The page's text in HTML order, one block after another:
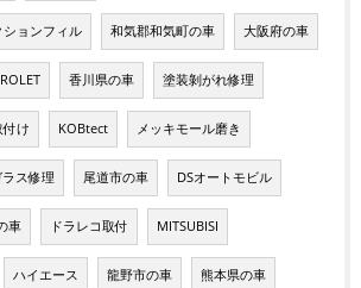
ョンフィル 和気郡和気町の車 大阪府の車
香川県の車 塗装剝がれ修理
付け KOBtect メッキモール磨き
ラス修理 尾道市の車 DSオートモビル
車 ドラレコ取付 MITSUBISI
ハイエース 龍野市の車 熊本県の車